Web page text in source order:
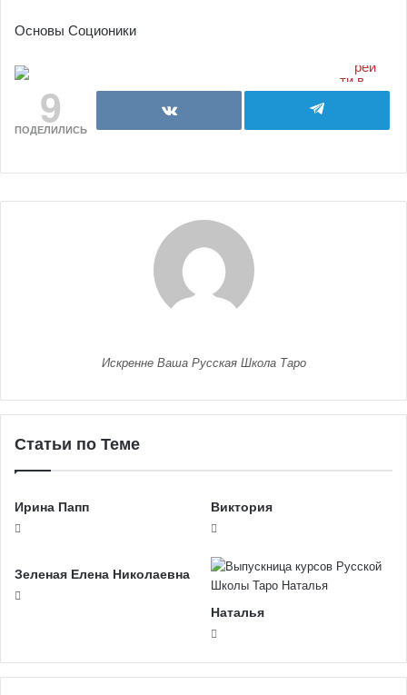
Основы Соционики
9
ПОДЕЛИЛИСЬ
Искренне Ваша Русская Школа Таро
Статьи по Теме
Ирина Папп Виктория
Зеленая Елена Николаевна
Наталья